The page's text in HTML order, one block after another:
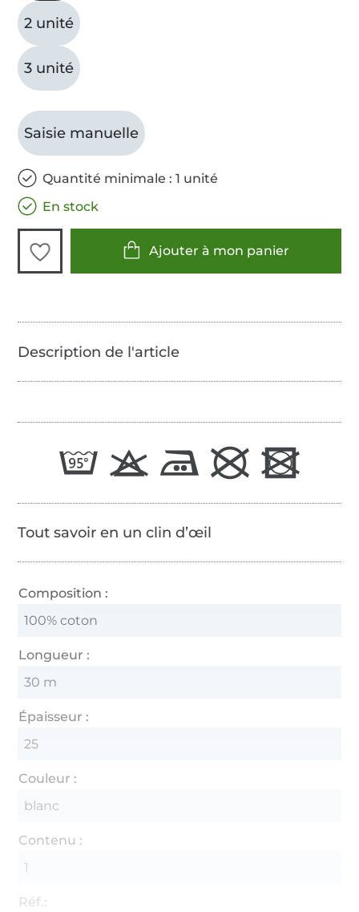
2 unité
3 unité
Saisie manuelle
Quantité minimale : 1 unité
En stock
Ajouter à mon panier
Tout savoir en un clin d’œil
Composition :
100% coton
Longueur :
30 m
Épaisseur :
25
Couleur :
blanc
Contenu :
1
Réf.: